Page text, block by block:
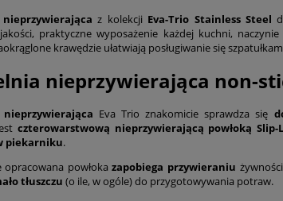
nieprzywierającaz kolekcji Eva-Trio Stainless Steel
praktyczne wyposażenie każdej kuchni,
krawędzie ułatwiają posługiwanie się
nieprzywierająca non-
Eva Trio znakomicie sprawdza się
czterowarstwową nieprzywierającą powłoką Slip-
piekarniku.
opracowana powłokazapobiega przywieraniu
tłuszczu (o ile, w ogóle) do przygotowywania potraw.